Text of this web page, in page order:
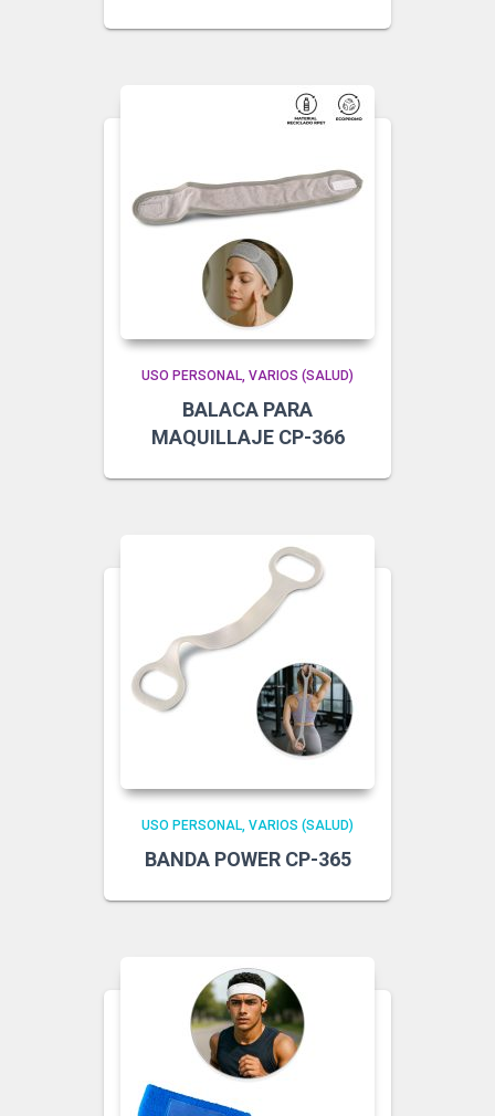
USO PERSONAL VARIOS (SALUD)
BALACA PARA
MAQUILLAJE CP-366
USO PERSONAL VARIOS (SALUD)
BANDA POWER CP-365